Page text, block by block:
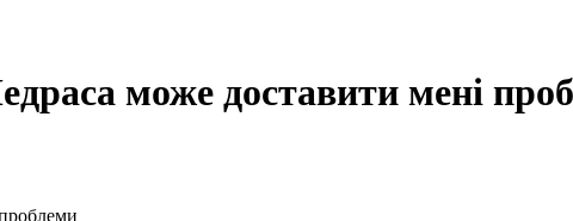
може доставити мені